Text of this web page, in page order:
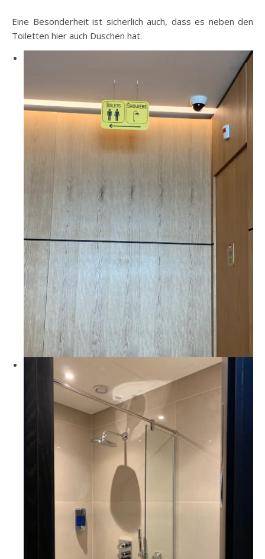
Eine Besonderheit ist sicherlich auch, dass es neben den
Toiletten hier auch Duschen hat.